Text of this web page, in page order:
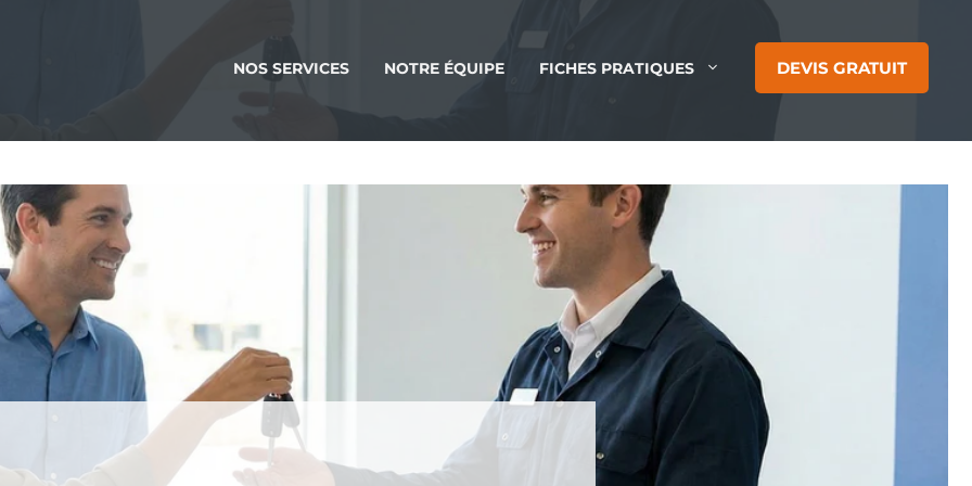
NOS SERVICES NOTRE ÉQUIPE FICHES PRATIQUES DEVIS GRATUIT